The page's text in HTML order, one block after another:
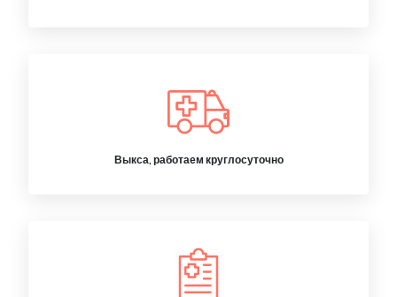
Выкса, работаем круглосуточно